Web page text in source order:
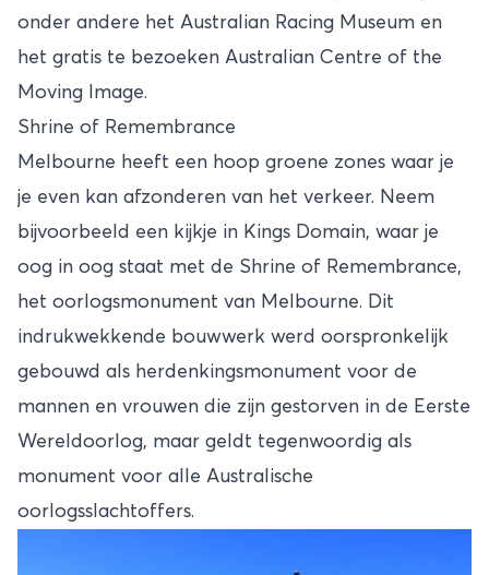
onder andere het Australian Racing Museum en
het gratis te bezoeken Australian Centre of the
Moving Image.
Shrine of Remembrance
Melbourne heeft een hoop groene zones waar je
je even kan afzonderen van het verkeer. Neem
bijvoorbeeld een kijkje in Kings Domain, waar je
oog in oog staat met de Shrine of Remembrance,
het oorlogsmonument van Melbourne. Dit
indrukwekkende bouwwerk werd oorspronkelijk
gebouwd als herdenkingsmonument voor de
mannen en vrouwen die zijn gestorven in de Eerste
Wereldoorlog, maar geldt tegenwoordig als
monument voor alle Australische
oorlogsslachtoffers.